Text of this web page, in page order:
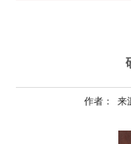
作者： 来